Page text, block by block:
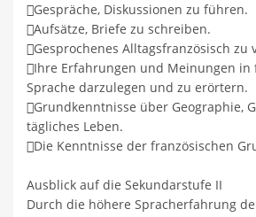
Gespräche, Diskussionen zu führen.
Aufsätze, Briefe zu schreiben.
Gesprochenes Alltagsfranzösisch zu
Ihre Erfahrungen und Meinungen in
Sprache darzulegen und zu erörtern.
Grundkenntnisse über Geographie,
tägliches Leben.
Die Kenntnisse der französischen
Ausblick auf die Sekundarstufe II
Durch die höhere Spracherfahrung